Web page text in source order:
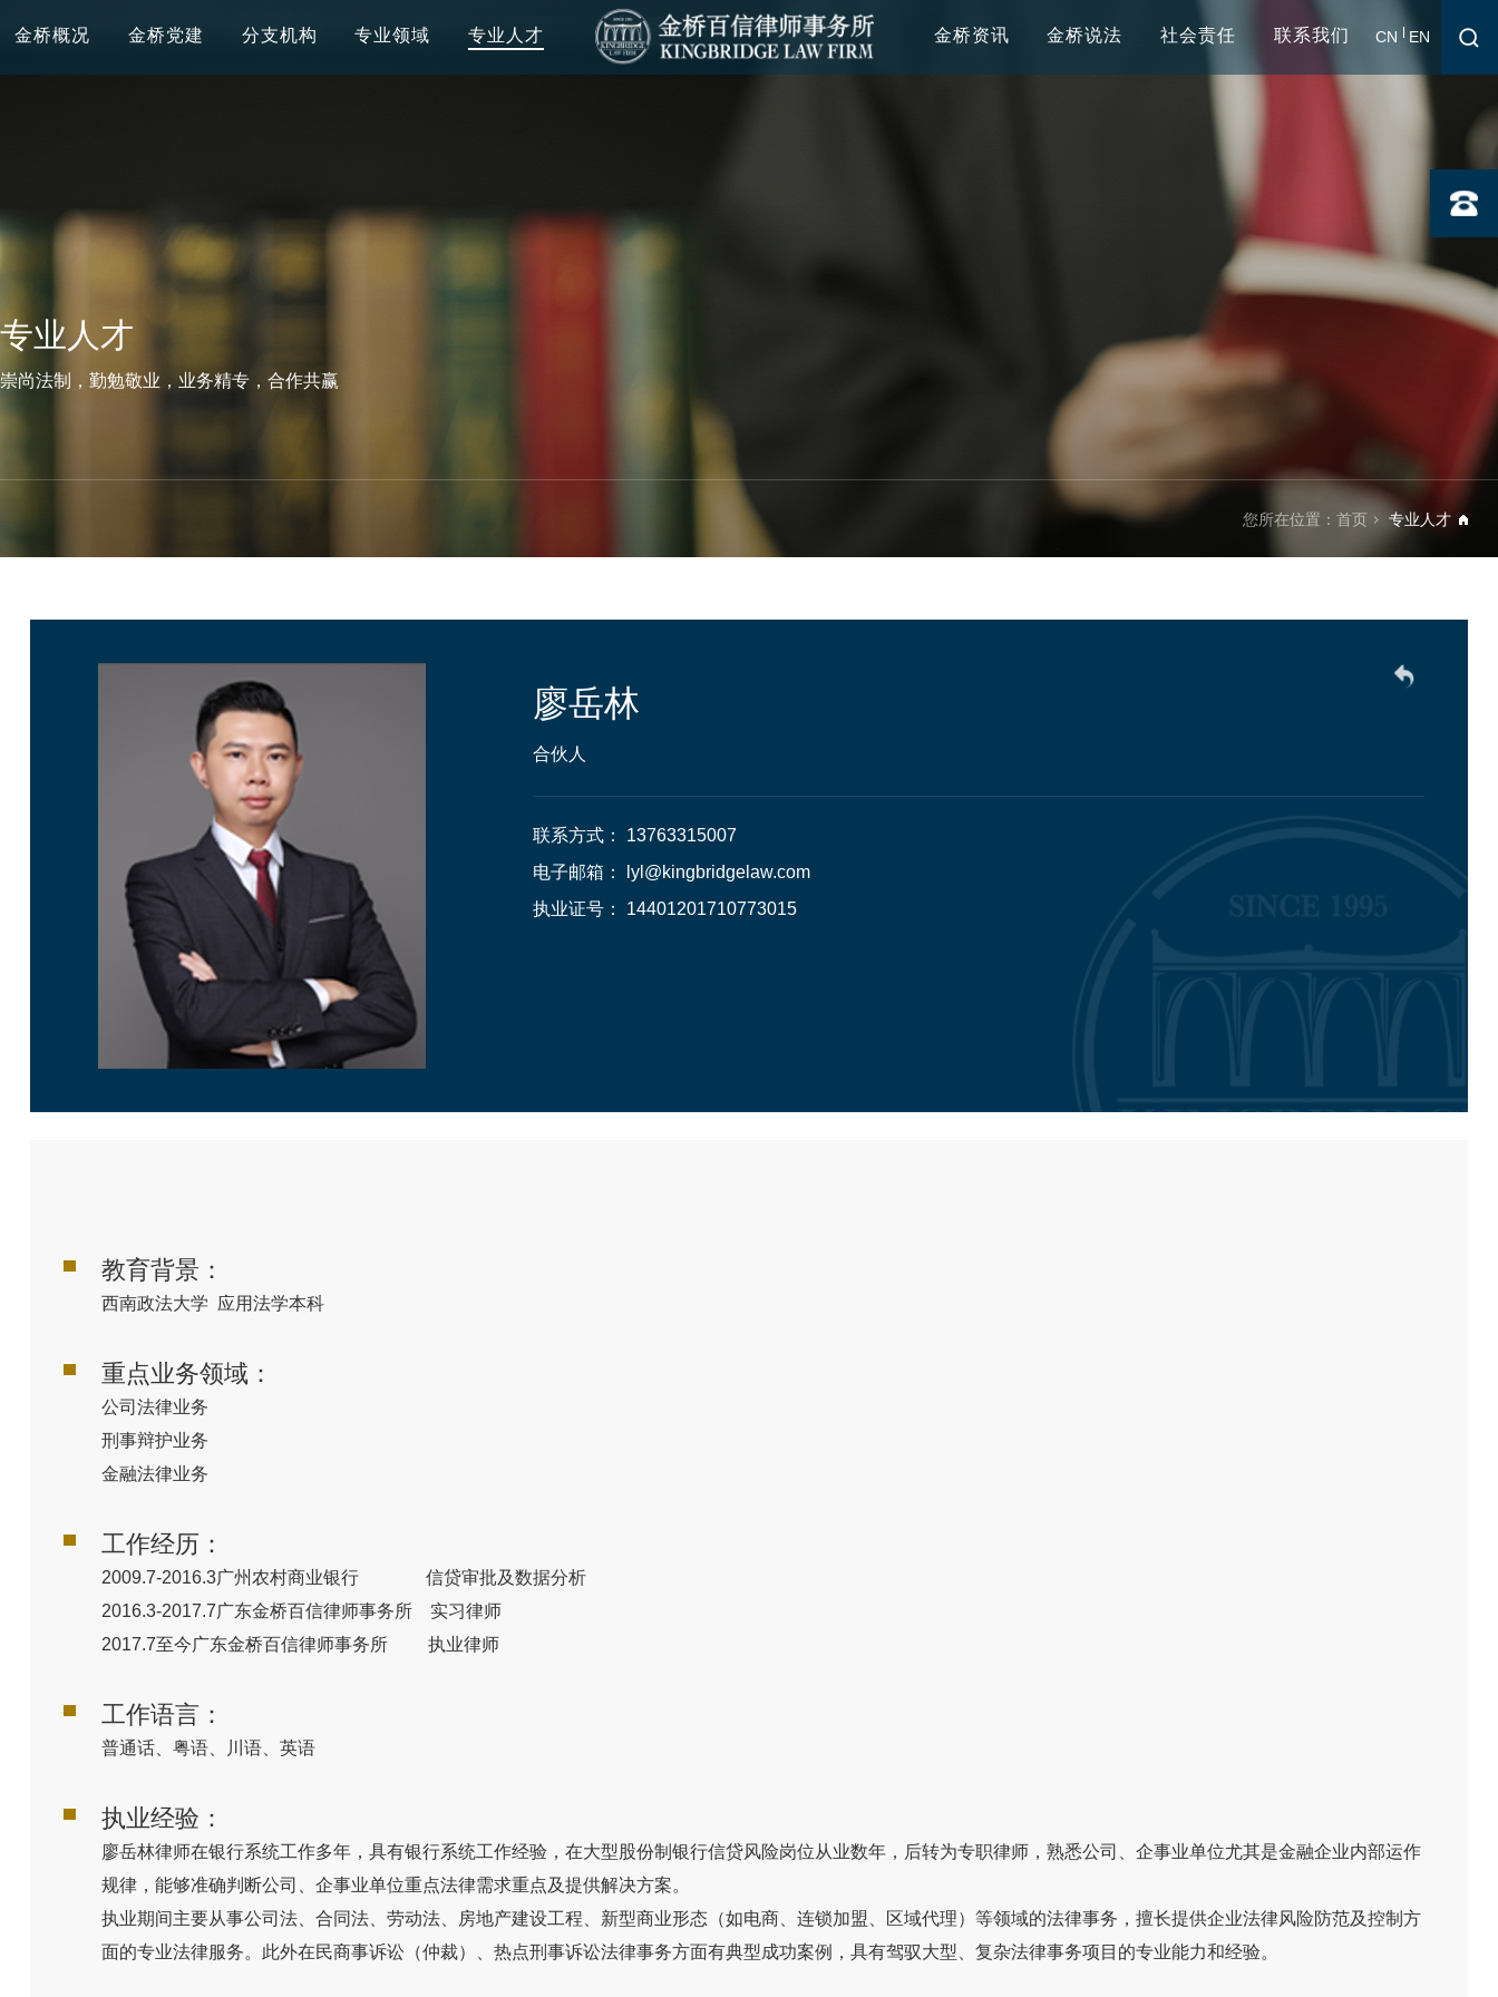
金桥概况 金桥党建 分支机构 专业领域 专业人才 金桥资讯 金桥说法 社会责任 联系我们 CN EN
专业人才
崇尚法制，勤勉敬业，业务精专，合作共赢
您所在位置：首页 专业人才
廖岳林
合伙人
联系方式： 13763315007
电子邮箱： lyl@kingbridgelaw.com
执业证号： 14401201710773015
教育背景：
西南政法大学 应用法学本科
重点业务领域：
公司法律业务
刑事辩护业务
金融法律业务
工作经历：
2009.7-2016.3广州农村商业银行 信贷审批及数据分析
2016.3-2017.7广东金桥百信律师事务所 实习律师
2017.7至今广东金桥百信律师事务所 执业律师
工作语言：
普通话、粤语、川语、英语
执业经验：
廖岳林律师在银行系统工作多年，具有银行系统工作经验，在大型股份制银行信贷风险岗位从业数年，后转为专职律师，熟悉公司、企事业单位尤其是金融企业内部运作
规律，能够准确判断公司、企事业单位重点法律需求重点及提供解决方案。
执业期间主要从事公司法、合同法、劳动法、房地产建设工程、新型商业形态（如电商、连锁加盟、区域代理）等领域的法律事务，擅长提供企业法律风险防范及控制方
面的专业法律服务。此外在民商事诉讼（仲裁）、热点刑事诉讼法律事务方面有典型成功案例，具有驾驭大型、复杂法律事务项目的专业能力和经验。